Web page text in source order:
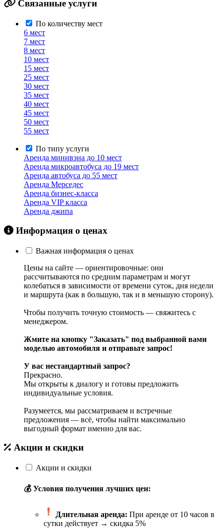
Связанные услуги
По количеству мест
6 мест
7 мест
8 мест
10 мест
15 мест
25 мест
30 мест
35 мест
40 мест
45 мест
50 мест
55 мест
По типу услуги
Аренда минивэна до 10 мест
Аренда микроавтобуса до 19 мест
Аренда автобуса до 55 мест
Аренда Мерседес
Аренда бизнес-класса
Аренда VIP класса
Аренда джипа
Информация о ценах
Важная информация о ценах
Цены на сайте — ориентировочные: они
рассчитываются по средним параметрам и могут
колебаться в зависимости от времени суток, дня недели
и маршрута (как в большую, так и в меньшую сторону).
Чтобы получить точную стоимость — свяжитесь с
менеджером.
Жмите на кнопку "Заказать" под выбранной вами
моделью автомобиля и отправьте запрос!
У вас нестандартный запрос?
Прекрасно.
Мы открыты к диалогу и готовы предложить
индивидуальные условия.
Разумеется, мы рассматриваем и встречные
предложения — всё, чтобы найти максимально
выгодный формат именно для вас.
Акции и скидки
Акции и скидки
💰 Условия получения лучших цен:
Длительная аренда: При аренде от 10 часов в
сутки действует → скидка 5%